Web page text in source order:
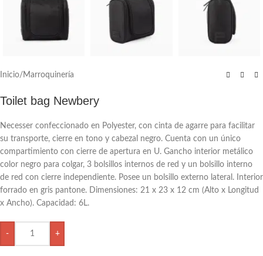
Inicio/ Marroquinería
Toilet bag Newbery
Necesser confeccionado en Polyester, con cinta de agarre para facilitar
su transporte, cierre en tono y cabezal negro. Cuenta con un único
compartimiento con cierre de apertura en U. Gancho interior metálico
color negro para colgar, 3 bolsillos internos de red y un bolsillo interno
de red con cierre independiente. Posee un bolsillo externo lateral. Interior
forrado en gris pantone. Dimensiones: 21 x 23 x 12 cm (Alto x Longitud
x Ancho). Capacidad: 6L.
- +